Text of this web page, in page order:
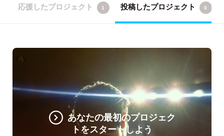
応援したプロジェクト 1 投稿したプロジェクト 0
あなたの最初のプロジェク
トをスタートしよう